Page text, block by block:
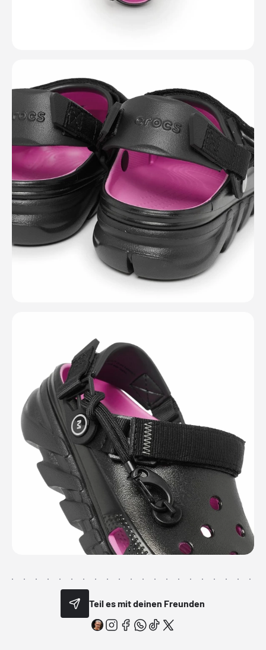
Teil es mit deinen Freunden